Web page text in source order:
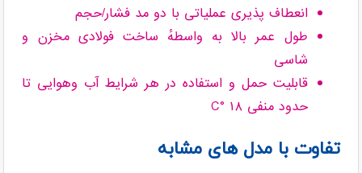
انعطاف پذیری عملیاتی با دو مد فشار/حجم
طول عمر بالا به واسطهٔ ساخت فولادی مخزن و
شاسی
قابلیت حمل و استفاده در هر شرایط آب وهوایی تا
حدود منفی ۱۸ °C
تفاوت با مدل های مشابه